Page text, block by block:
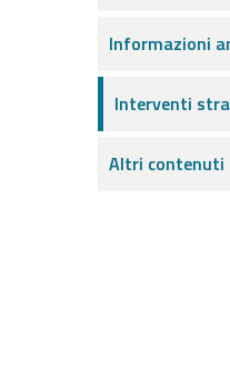
Informazioni
Interventi
Altri contenuti